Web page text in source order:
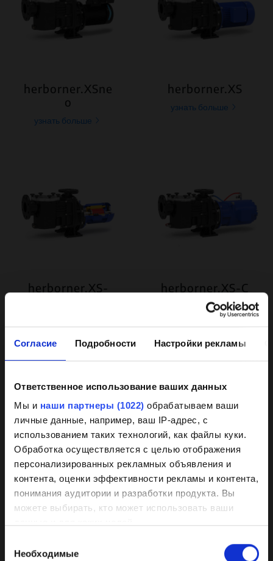
Согласие Подробности Настройки рекламы
Ответственное использование ваших данных
Мы и наши партнеры (1022) обрабатываем ваши
личные данные, например, ваш IP-адрес, с
использованием таких технологий, как файлы куки.
Обработка осуществляется с целью отображения
персонализированных рекламных объявления и
контента, оценки эффективности рекламы и контента,
понимания аудитории и разработки продукта. Вы
можете выбирать, кто может использовать ваши
Если вы разрешите, мы также хотели бы:
согласия
Необходимые
Background
knowledge on coated
pumps
Our HPC coating has demonstrated itself
as the best of its kind market-wide
Wear, corrosion, and deposits are
effectively prevented by a smooth
herborner.XSne
o
узнать больше
herborner.XS
узнать больше
herborner.XS-
herborner.XS-C
узнать больше
herborner.XS-N
узнать больше
herborner.XS-N-
PM